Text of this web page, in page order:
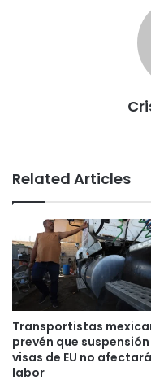
Related Articles
Transportistas
prevén que
visas de EU no
labor